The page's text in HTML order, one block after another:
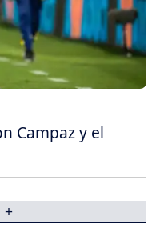
Campaz y el
+